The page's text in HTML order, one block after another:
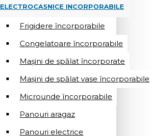
ELECTROCASNICE INCORPORABILE
Frigidere încorporabile
Congelatoare încorporabile
Mașini de spălat încorporate
Mașini de spălat vase încorporabile
Microunde încorporabile
Panouri aragaz
Panouri electrice